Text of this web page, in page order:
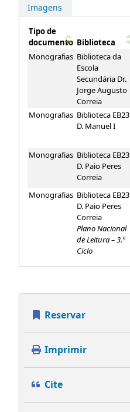
Imagens
Exemplares
Tipo de
documento Biblioteca
Monografias Biblioteca da
Escola
Secundária Dr.
Jorge Augusto
Correia
Monografias Biblioteca EB23
D. Manuel I
Monografias Biblioteca EB23
D. Paio Peres
Correia
Monografias Biblioteca EB23
D. Paio Peres
Correia
Plano Nacional
de Leitura – 3.º
Ciclo
Reservar
Imprimir
Cite